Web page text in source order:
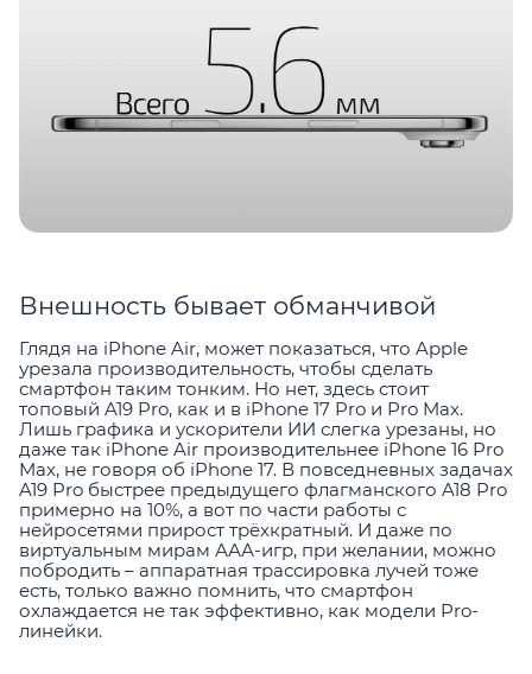
Внешность бывает обманчивой
Глядя на iPhone Air, может показаться, что Apple
урезала производительность, чтобы сделать
смартфон таким тонким. Но нет, здесь стоит
топовый A19 Pro, как и в iPhone 17 Pro и Pro Max.
Лишь графика и ускорители ИИ слегка урезаны, но
даже так iPhone Air производительнее iPhone 16 Pro
Max, не говоря об iPhone 17. В повседневных задачах
A19 Pro быстрее предыдущего флагманского A18 Pro
примерно на 10%, а вот по части работы с
нейросетями прирост трёхкратный. И даже по
виртуальным мирам ААА-игр, при желании, можно
побродить – аппаратная трассировка лучей тоже
есть, только важно помнить, что смартфон
охлаждается не так эффективно, как модели Pro-
линейки.